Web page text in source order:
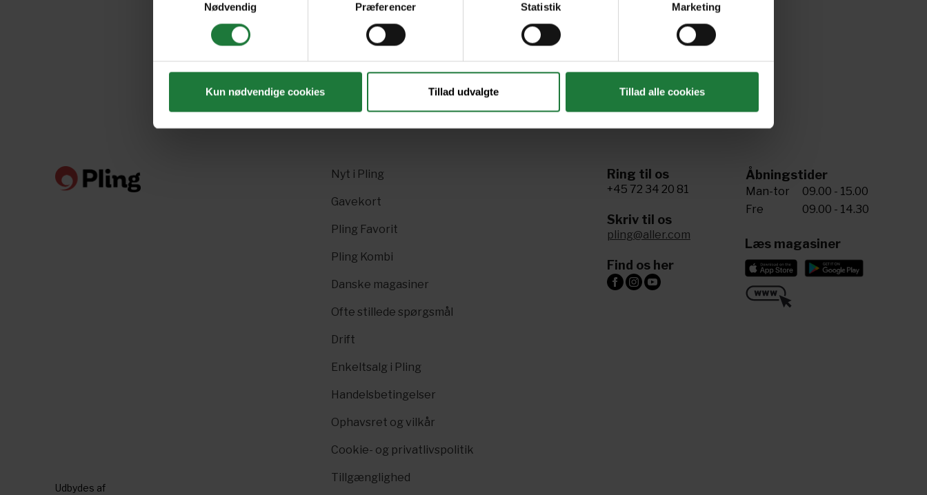
Nødvendig
Præferencer Statistik Marketing
Kun nødvendige cookies Tillad udvalgte Tillad alle cookies
7
Nyt i Pling
Gavekort
Pling Favorit
Pling Kombi
Danske magasiner
Ofte stillede spørgsmål
Drift
Enkeltsalg i Pling
Handelsbetingelser
Ophavsret og vilkår
Cookie- og privatlivspolitik
Tillgænglighed
Ring til os
+45 72 34 20 81
Skriv til os
pling@aller.com
Find os her
Åbningstider
Man-tor
09.00 - 15.00
Fre
09.00 - 14.30
Læs magasiner
Udbydes af